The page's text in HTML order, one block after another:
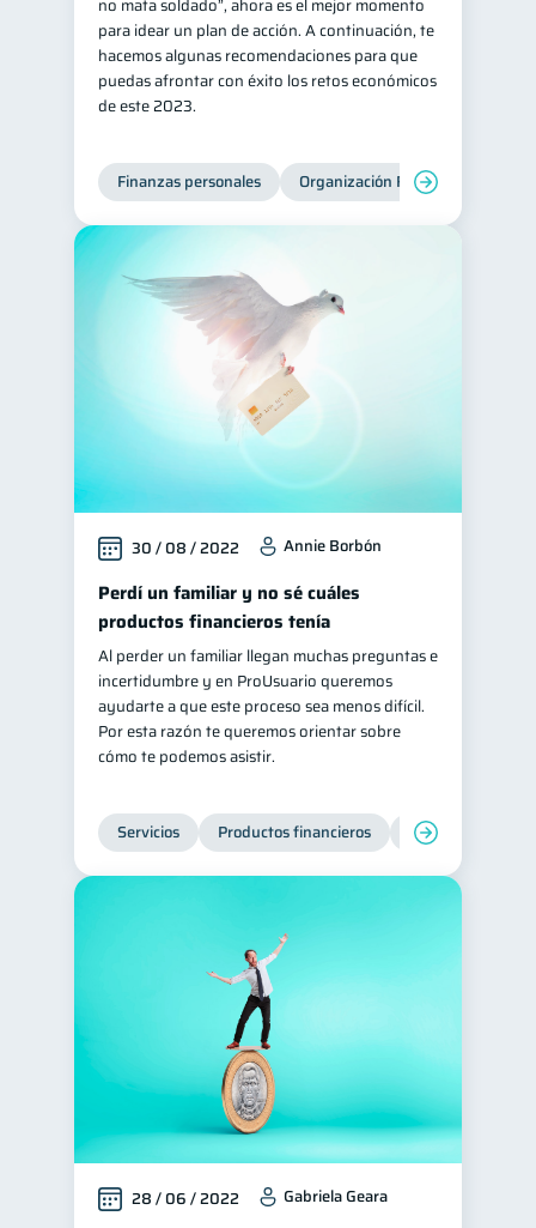
no mata soldado”, ahora es el mejor momento
para idear un plan de acción. A continuación, te
hacemos algunas recomendaciones para que
puedas afrontar con éxito los retos económicos
de este 2023.
Finanzas personales Organización Financiera
30 / 08 / 2022 Annie Borbón
Perdí un familiar y no sé cuáles
productos financieros tenía
Al perder un familiar llegan muchas preguntas e
incertidumbre y en ProUsuario queremos
ayudarte a que este proceso sea menos difícil.
Por esta razón te queremos orientar sobre
cómo te podemos asistir.
Servicios Productos financieros Inclusión
28 / 06 / 2022 Gabriela Geara